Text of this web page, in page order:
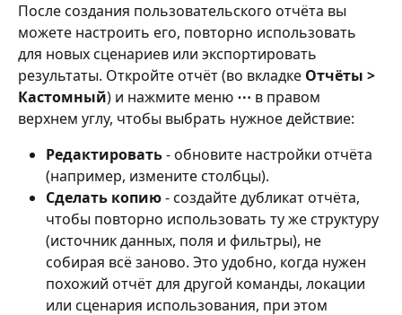
После создания пользовательского отчёта вы
можете настроить его, повторно использовать
для новых сценариев или экспортировать
результаты. Откройте отчёт (во вкладке Отчёты >
Кастомный) и нажмите меню ⋯ в правом
верхнем углу, чтобы выбрать нужное действие:
Редактировать - обновите настройки отчёта
(например, измените столбцы).
Сделать копию - создайте дубликат отчёта,
чтобы повторно использовать ту же структуру
(источник данных, поля и фильтры), не
собирая всё заново. Это удобно, когда нужен
похожий отчёт для другой команды, локации
или сценария использования, при этом